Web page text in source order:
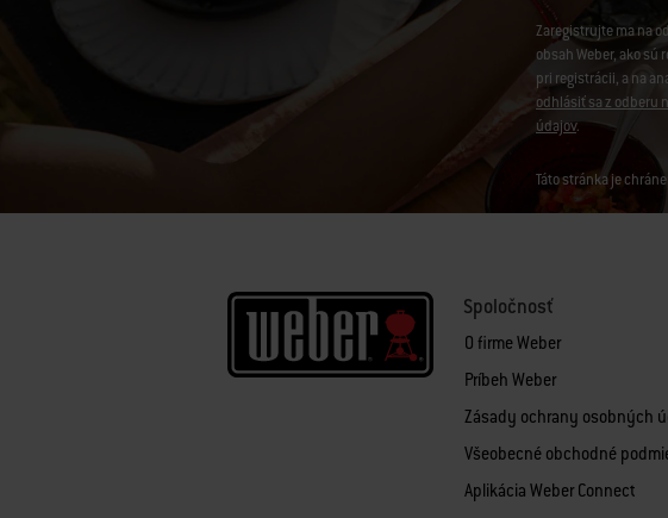
Zaregistrujte ma na
obsah Weber, ako
pri registrácii, a na
odhlásiť sa z odberu
údajov.
Táto stránka je
Spoločnosť
O firme Weber
Príbeh Weber
Zásady ochrany osobných
Všeobecné obchodné
Aplikácia Weber Connect